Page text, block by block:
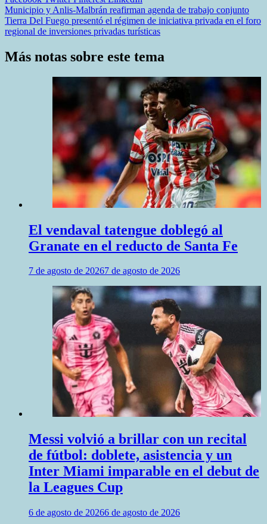
Navegación
de
Municipio y Anlis-Malbrán reafirman agenda de trabajo conjunto
Tierra Del Fuego presentó el régimen de iniciativa privada en el foro
regional de inversiones privadas turísticas
Más notas sobre este tema
El vendaval tatengue doblegó al
Granate en el reducto de Santa Fe
7 de agosto de 20267 de agosto de 2026
Messi volvió a brillar con un recital
de fútbol: doblete, asistencia y un
Inter Miami imparable en el debut de
la Leagues Cup
6 de agosto de 20266 de agosto de 2026